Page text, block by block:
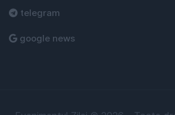
telegram
google news